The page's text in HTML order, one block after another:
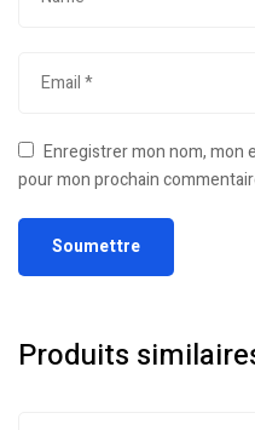
Enregistrer mon nom, mon
pour mon prochain
Produits